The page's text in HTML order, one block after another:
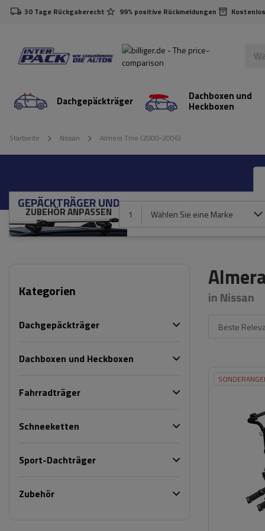
30 Tage Rückgaberecht 99% positive Rückmeldungen
Dachgepäckträger Dachboxen und
Heckboxen
Startseite Nissan Almera Tino (2000-2006)
GEPÄCKTRÄGER UND
ZUBEHÖR ANPASSEN 1 Wählen Sie eine Marke
Kategorien
Dachgepäckträger
Dachboxen und Heckboxen
Fahrradträger
Schneeketten
Sport-Dachträger
Zubehör
in Nissan
Beste